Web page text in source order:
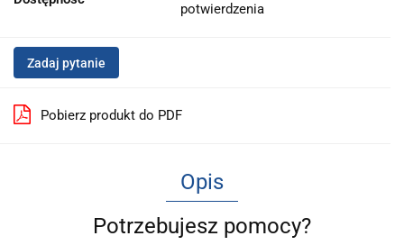
potwierdzenia
Zadaj pytanie
Pobierz produkt do PDF
Opis
Potrzebujesz pomocy?